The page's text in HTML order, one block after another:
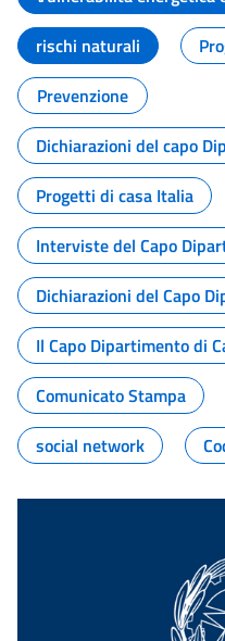
rischi naturali
Prevenzione
Dichiarazioni del capo
Progetti di casa Italia
Interviste del Capo
Dichiarazioni del Capo
Il Capo Dipartimento di
Comunicato Stampa
social network